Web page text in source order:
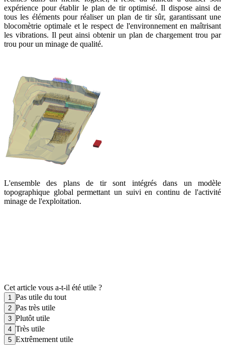
expérience pour établir le plan de tir optimisé. Il dispose ainsi de
tous les éléments pour réaliser un plan de tir sûr, garantissant une
blocomètrie optimale et le respect de l'environnement en maîtrisant
les vibrations. Il peut ainsi obtenir un plan de chargement trou par
trou pour un minage de qualité.
L'ensemble des plans de tir sont intégrés dans un modèle
topographique global permettant un suivi en continu de l'activité
minage de l'exploitation.
Cet article vous a-t-il été utile ?
Pas utile du tout
Pas très utile
Plutôt utile
Très utile
Extrêmement utile